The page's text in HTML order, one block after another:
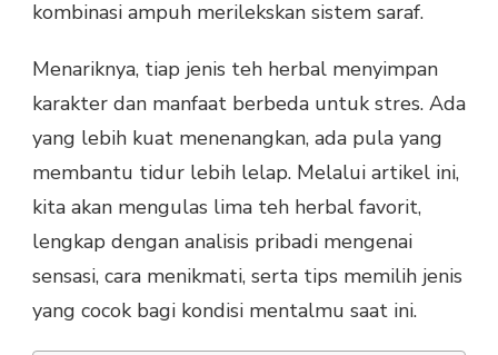
kombinasi ampuh merilekskan sistem saraf.
Menariknya, tiap jenis teh herbal menyimpan
karakter dan manfaat berbeda untuk stres. Ada
yang lebih kuat menenangkan, ada pula yang
membantu tidur lebih lelap. Melalui artikel ini,
kita akan mengulas lima teh herbal favorit,
lengkap dengan analisis pribadi mengenai
sensasi, cara menikmati, serta tips memilih jenis
yang cocok bagi kondisi mentalmu saat ini.